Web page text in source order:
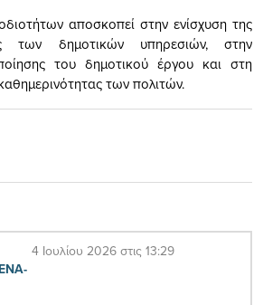
αποσκοπεί στην ενίσχυση της
των δημοτικών υπηρεσιών, στην
του δημοτικού έργου και στη
των πολιτών.
4 Ιουλίου 2026 στις 13:29